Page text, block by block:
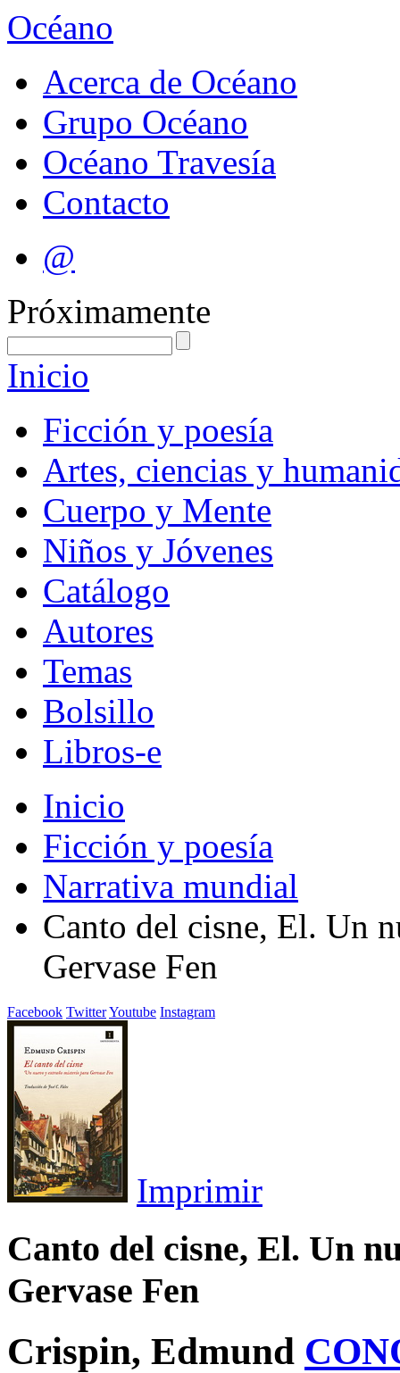
Océano
Acerca de Océano
Grupo Océano
Océano Travesía
Contacto
@
Próximamente
Inicio
Ficción y poesía
Artes, ciencias y
Cuerpo y Mente
Niños y Jóvenes
Catálogo
Autores
Temas
Bolsillo
Libros-e
Inicio
Ficción y poesía
Narrativa mundial
Canto del cisne, El. Un
Gervase Fen
Facebook TwitterYoutube Instagram
Imprimir
Canto del cisne, El. Un
Gervase Fen
Crispin, Edmund